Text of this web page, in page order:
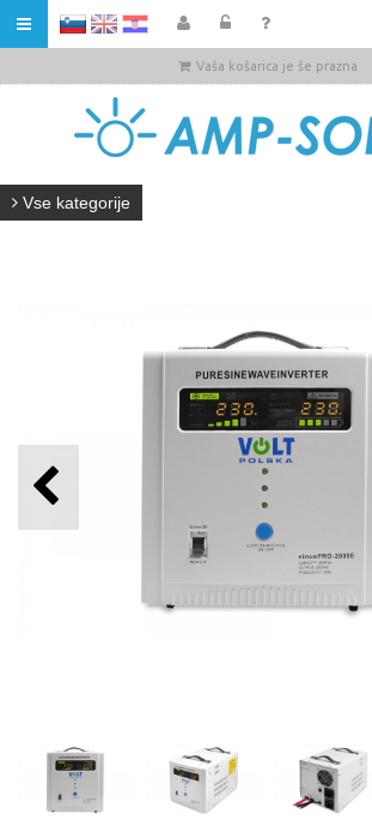
HR
Vaša košarica je še prazna
Vse kategorije